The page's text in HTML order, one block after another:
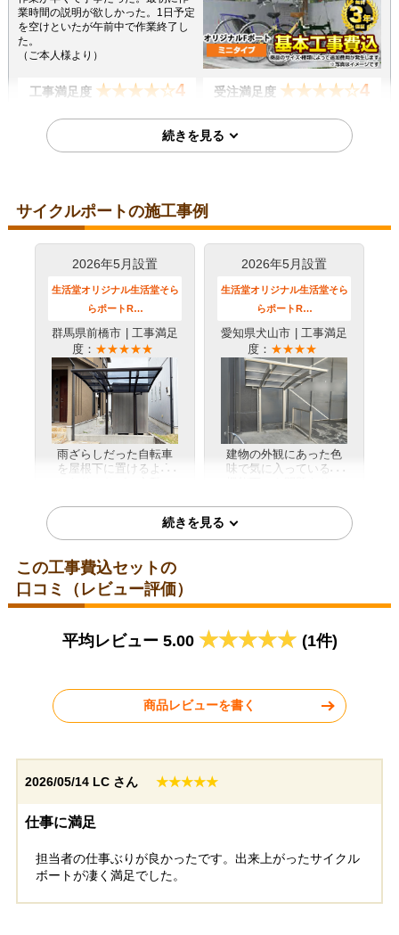
業時間の説明が欲しかった。1日予定
を空けといたが午前中で作業終了し
た。
（ご本人様より）
工事満足度 ★★★★☆4 受注満足度 ★★★★☆4
購入の決め手
価格が安かった 問い合わせの対応が良かった
お客様の声をもっと見る
サイクルポートの施工事例
2026年5月設置
生活堂オリジナル生活堂そら
らポートR…
群馬県前橋市
| 工事満足
度： ★★★★★
雨ざらしだった自転車
を屋根下に置けるよう
に使えそうです。
2026年5月設置
生活堂オリジナル生活堂そら
らポートR…
愛知県犬山市
| 工事満足
度： ★★★★
建物の外観にあった色
味で気に入っている。
2026年5月設置
生活堂オリジナル生活堂そら
らポートF…
度：★★★★
たり納まり、雨から自
転車を守れて満足で
す。
詳細はこちら
らポートR…
愛知県弥富市
度：★★★★★
ースを有効活用したく
工中の養生など最後ま
なくなり、使い勝手が
2026年4月設置
生活堂オリジナル生活堂そら
2026年4月設置
この工事費込セットの
口コミ（レビュー評価）
平均レビュー 5.00 (1件)
商品レビューを書く
2026/05/14 LC さん ★★★★★
仕事に満足
担当者の仕事ぶりが良かったです。出来上がったサイクル
ボートが凄く満足でした。